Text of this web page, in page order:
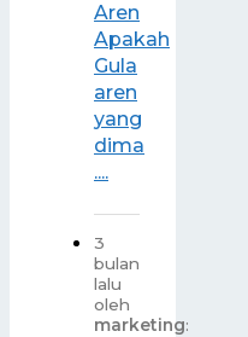
Aren
Apakah
Gula
aren
yang
dima
....
3
bulan
lalu
oleh
marketing: